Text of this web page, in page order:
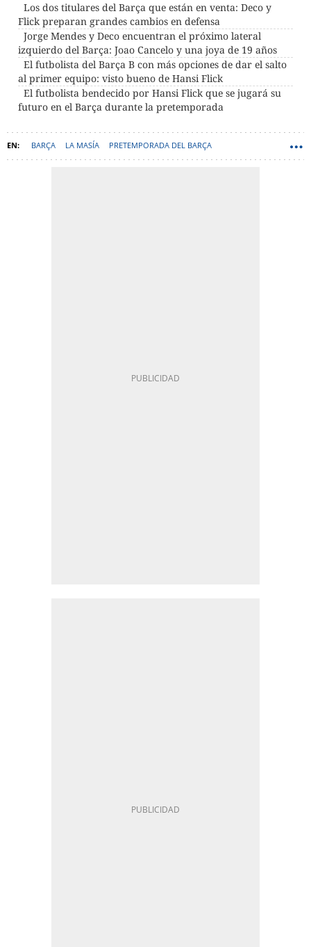
Los dos titulares del Barça que están en venta: Deco y
Flick preparan grandes cambios en defensa
Jorge Mendes y Deco encuentran el próximo lateral
izquierdo del Barça: Joao Cancelo y una joya de 19 años
El futbolista del Barça B con más opciones de dar el salto
al primer equipo: visto bueno de Hansi Flick
El futbolista bendecido por Hansi Flick que se jugará su
futuro en el Barça durante la pretemporada
BARÇA LA MASÍA PRETEMPORADA DEL BARÇA